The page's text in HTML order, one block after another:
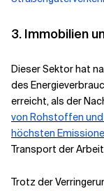
3. Immobilien
Dieser Sektor hat
des
erreicht, als der
von Rohstoffen
höchsten
Transport der
Trotz der